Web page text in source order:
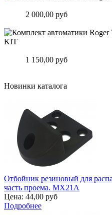
2 000,00 руб
1 150,00 руб
Новинки каталога
Отбойник резиновый для
часть проема. MX21A
Цена: 44,00 руб
Подробнее